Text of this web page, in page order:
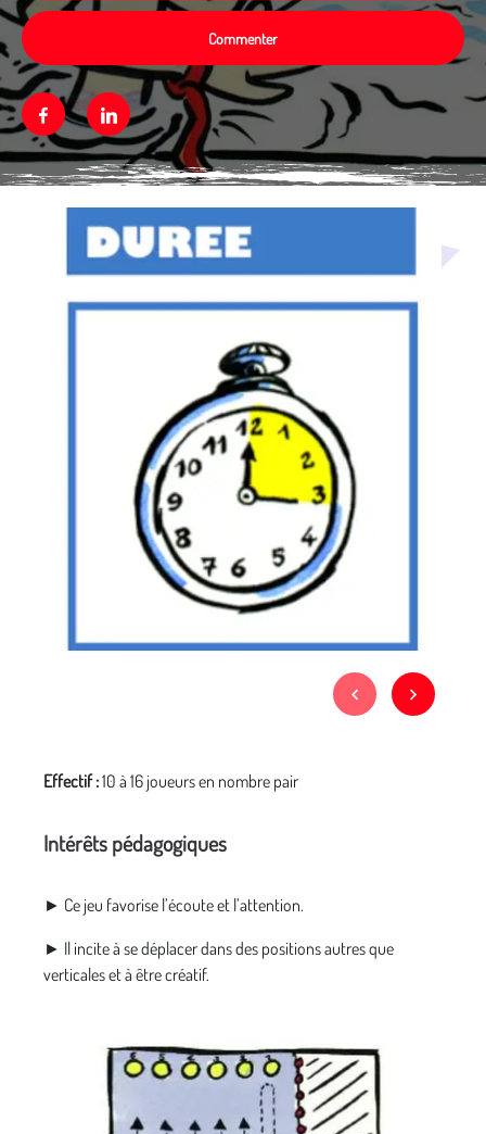
Commenter
FacebookLinkedin
Média secondaire
Effectif :10 à 16 joueurs en nombre pair
Intérêts pédagogiques
► Ce jeu favorise l’écoute et l’attention.
► Il incite à se déplacer dans des positions autres que
verticales et à être créatif.